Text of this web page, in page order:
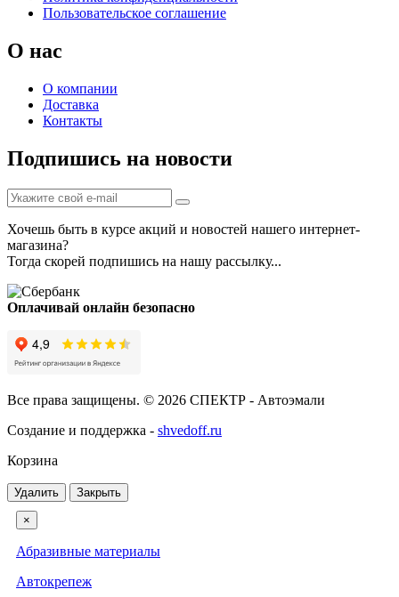
Пользовательское соглашение
О нас
О компании
Доставка
Контакты
Подпишись на новости
Хочешь быть в курсе акций и новостей нашего интернет-
магазина?
Тогда скорей подпишись на нашу рассылку...
Оплачивай онлайн безопасно
Все права защищены. © 2026 СПЕКТР - Автоэмали
Создание и поддержка - shvedoff.ru
Корзина
Удалить Закрыть
×
Абразивные материалы
Автокрепеж